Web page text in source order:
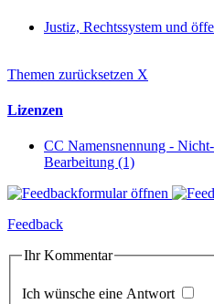
Justiz, Rechtssystem und
Themen zurücksetzen X
Lizenzen
CC Namensnennung -
Bearbeitung (1)
Feedback
Ihr Kommentar
Ich wünsche eine Antwort